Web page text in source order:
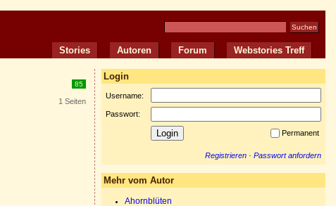
Stories Autoren Forum Webstories Treff
85
1 Seiten
Login
Username:
Passwort:
Permanent
Registrieren · Passwort anfordern
Mehr vom Autor
Ahornblüten